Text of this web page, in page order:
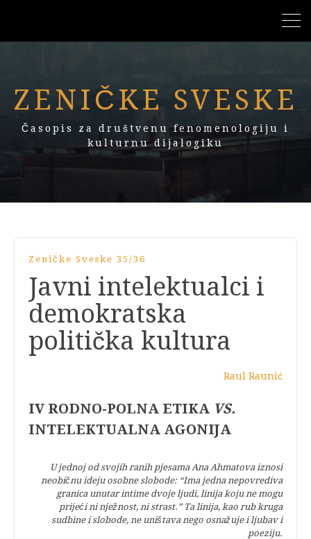
ZENIČKE SVESKE
Časopis za društvenu fenomenologiju i
kulturnu dijalogiku
Zeničke Sveske 35/36
Javni intelektualci i
demokratska
politička kultura
Raul Raunić
IV RODNO-POLNA ETIKA VS.
INTELEKTUALNA AGONIJA
U jednoj od svojih ranih pjesama Ana Ahmatova iznosi
neobičnu ideju osobne slobode: “Ima jedna nepovrediva
granica unutar intime dvoje ljudi, linija koju ne mogu
prijeći ni nježnost, ni strast.” Ta linija, kao rub kruga
sudbine i slobode, ne uništava nego osnažuje i ljubav i
poeziju.